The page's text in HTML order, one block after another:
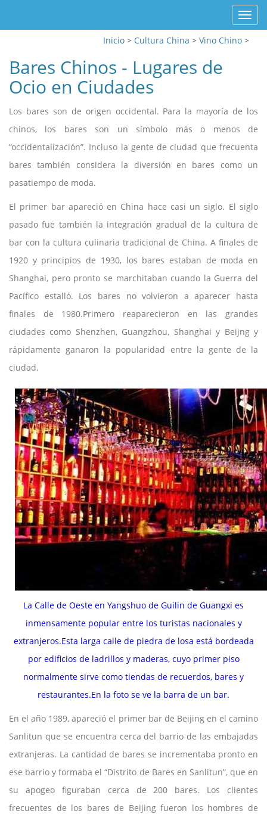
Inicio > Cultura China > Vino Chino >
Bares Chinos - Lugares de
Ocio en Ciudades
Los bares son de origen occidental. Para la mayoría de los
chinos, los bares son un símbolo más o menos de
“occidentalización”. Incluso la gente de ciudad que frecuenta
bares también considera la diversión en bares como un
pasatiempo de moda.
El primer bar apareció en China hace casi un siglo. El siglo
pasado fue también la integración gradual de la cultura de
bar con la cultura culinaria tradicional de China. A finales de
1920 y principios de 1930, los bares estaban de moda en
Shanghai, pero pronto se marchitaban cuando la Guerra del
Pacífico estalló. Los bares no volvieron a aparecer hasta
finales de 1980.Primero reaparecieron en las grandes
ciudades como Shenzhen, Guangzhou, Shanghai y Beijng y
rápidamente ganaron la popularidad entre la gente de la
ciudad.
La Calle de Oeste en Yangshuo de Guilin de Guangxi es
inmensamente popular entre los turistas nacionales y
extranjeros.Esta larga calle de piedra de losa está bordeada
por edificios de ladrillos y maderas, cuyo primer piso
normalmente sirve como tiendas de recuerdos, bares y
restaurantes.En la foto se ve la barra de un bar.
En el año 1989, apareció el primer bar de Beijing en el camino
Sanlitun que se encuentra cerca del barrio de las embajadas
extranjeras. La cantidad de bares se incrementaba pronto en
ese barrio y formaba el “Distrito de Bares en Sanlitun”, que en
su apogeo figuraban cerca de 200 bares. Los clientes
frecuentes de los bares de Beijing fueron los hombres de